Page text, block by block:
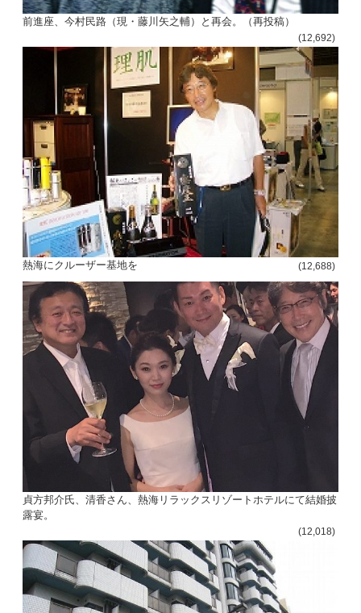
前進座、今村民路（現・藤川矢之輔）と再会。（再投稿）
(12,692)
熱海にクルーザー基地を (12,688)
貞方邦介氏、清香さん、熱海リラックスリゾートホテルにて結婚披
露宴。
(12,018)